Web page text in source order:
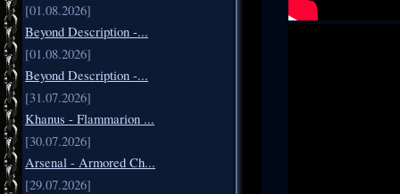
[01.08.2026]
Beyond Description -...
[01.08.2026]
Beyond Description -...
[31.07.2026]
Khanus - Flammarion ...
[30.07.2026]
Arsenal - Armored Ch...
[29.07.2026]